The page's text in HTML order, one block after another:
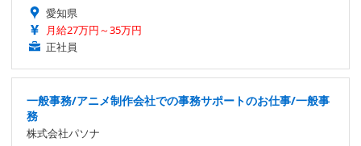
愛知県
月給27万円～35万円
正社員
一般事務/アニメ制作会社での事務サポートのお仕事/一般事
務
株式会社パソナ